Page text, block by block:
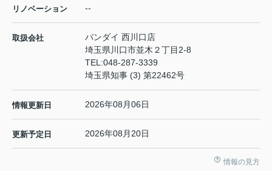
リノベーション --
取扱会社
バンダイ 西川口店
埼玉県川口市並木２丁目2-8
TEL:048-287-3339
埼玉県知事 (3) 第22462号
情報更新日 2026年08月06日
更新予定日 2026年08月20日
情報の見方